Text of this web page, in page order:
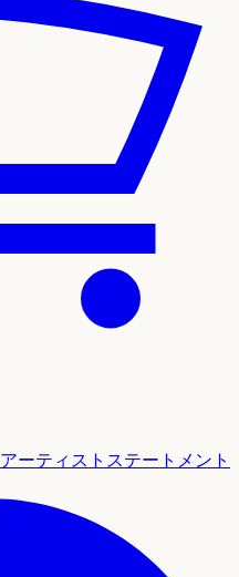
アーティストステートメント